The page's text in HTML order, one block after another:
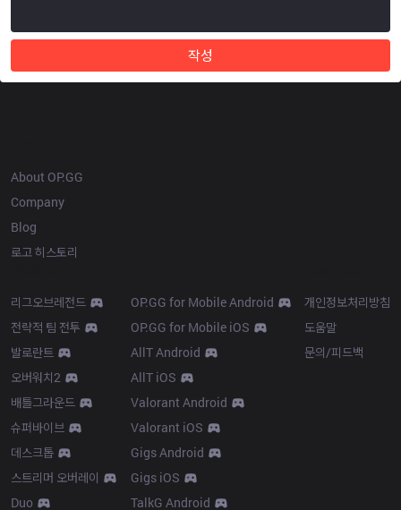
작성
About OP.GG
Company
Blog
로고 히스토리
리그오브레전드
전략적 팀 전투
발로란트
오버워치2
배틀그라운드
슈퍼바이브
데스크톱
스트리머 오버레이
Duo
OP.GG for Mobile Android
OP.GG for Mobile iOS
AllT Android
AllT iOS
Valorant Android
Valorant iOS
Gigs Android
Gigs iOS
TalkG Android
개인정보처리방침
도움말
문의/피드백